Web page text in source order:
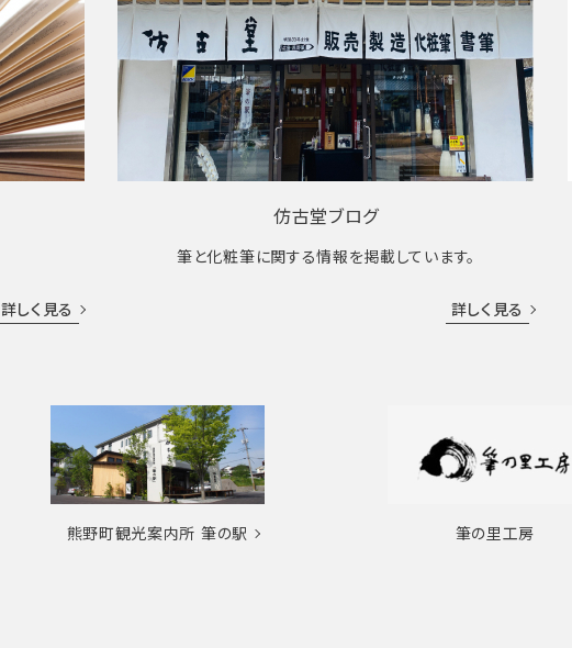
詳しく見る
仿古堂ブログ
筆と化粧筆に関する情報を掲載しています。
詳しく見る
熊野町観光案内所 筆の駅 筆の里工房